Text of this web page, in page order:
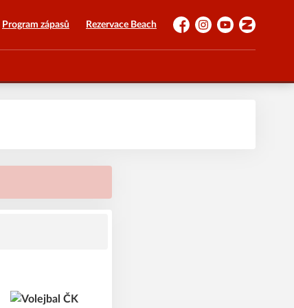
Program zápasů Rezervace Beach
FacebookInstagramYouTubeZonerama